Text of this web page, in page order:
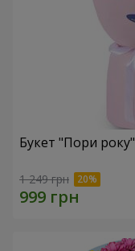
Букет "Пори року"
1 249 грн